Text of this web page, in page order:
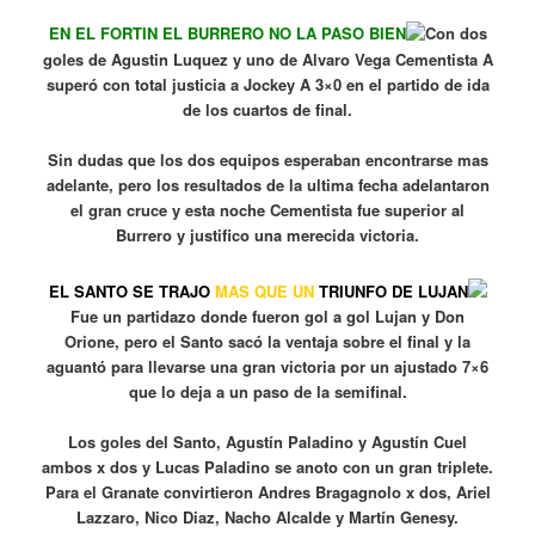
EN EL FORTIN EL BURRERO NO LA PASO BIEN
Con dos
goles de Agustin Luquez y uno de Alvaro Vega Cementista A
superó con total justicia a Jockey A 3×0 en el partido de ida
de los cuartos de final.
Sin dudas que los dos equipos esperaban encontrarse mas
adelante, pero los resultados de la ultima fecha adelantaron
el gran cruce y esta noche Cementista fue superior al
Burrero y justifico una merecida victoria.
EL SANTO SE TRAJO MAS QUE UNTRIUNFO DE LUJAN
Fue un partidazo donde fueron gol a gol Lujan y Don
Orione, pero el Santo sacó la ventaja sobre el final y la
aguantó para llevarse una gran victoria por un ajustado 7×6
que lo deja a un paso de la semifinal.
Los goles del Santo, Agustín Paladino y Agustín Cuel
ambos x dos y Lucas Paladino se anoto con un gran triplete.
Para el Granate convirtieron Andres Bragagnolo x dos, Ariel
Lazzaro, Nico Diaz, Nacho Alcalde y Martín Genesy.